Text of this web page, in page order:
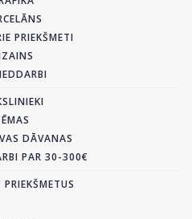
PRIEKŠMETI
DĀVANAS
PAR 30-300€